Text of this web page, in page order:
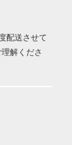
配送させて
解くださ